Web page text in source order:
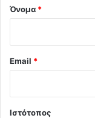
Όνομα *
Email *
Ιστότοπος